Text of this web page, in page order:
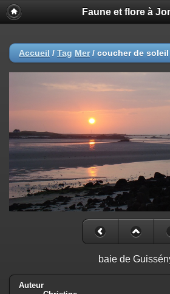
Faune et flore à
Accueil / Tag Mer/ coucher de soleil
baie de
Auteur